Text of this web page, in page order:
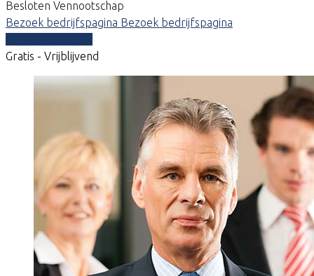
Besloten Vennootschap
Bezoek bedrijfspagina Bezoek bedrijfspagina
Gratis - Vrijblijvend